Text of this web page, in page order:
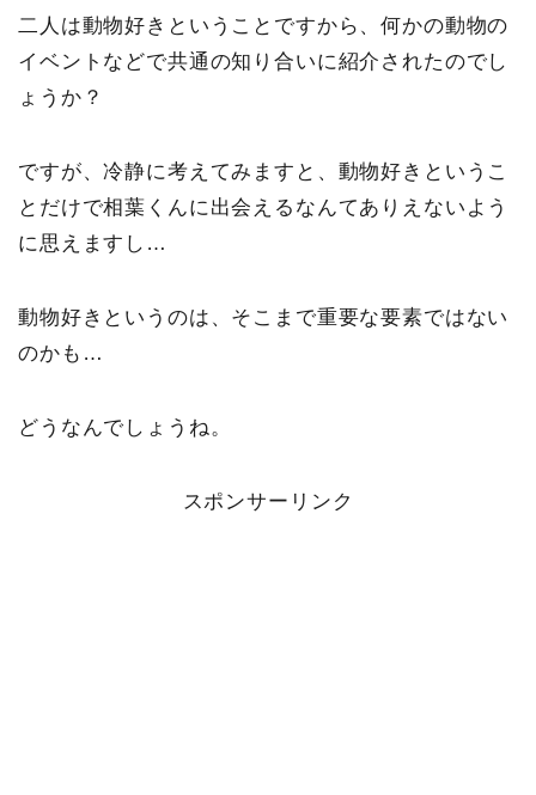
二人は動物好きということですから、何かの動物の
イベントなどで共通の知り合いに紹介されたのでし
ょうか？
ですが、冷静に考えてみますと、動物好きというこ
とだけで相葉くんに出会えるなんてありえないよう
に思えますし…
動物好きというのは、そこまで重要な要素ではない
のかも…
どうなんでしょうね。
スポンサーリンク